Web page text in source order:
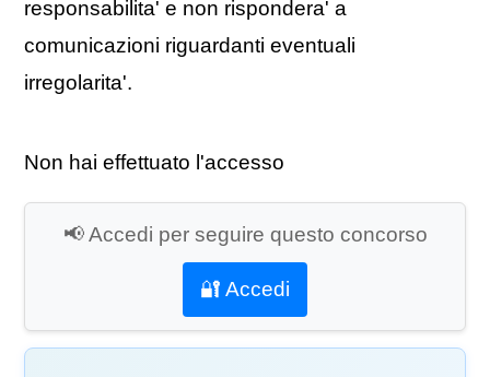
responsabilita' e non rispondera' a
comunicazioni riguardanti eventuali
irregolarita'.
Non hai effettuato l'accesso
📢 Accedi per seguire questo concorso
🔐 Accedi